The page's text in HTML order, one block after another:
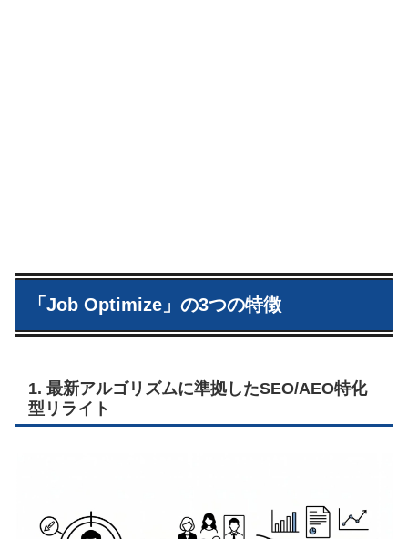
「Job Optimize」の3つの特徴
1. 最新アルゴリズムに準拠したSEO/AEO特化
型リライト